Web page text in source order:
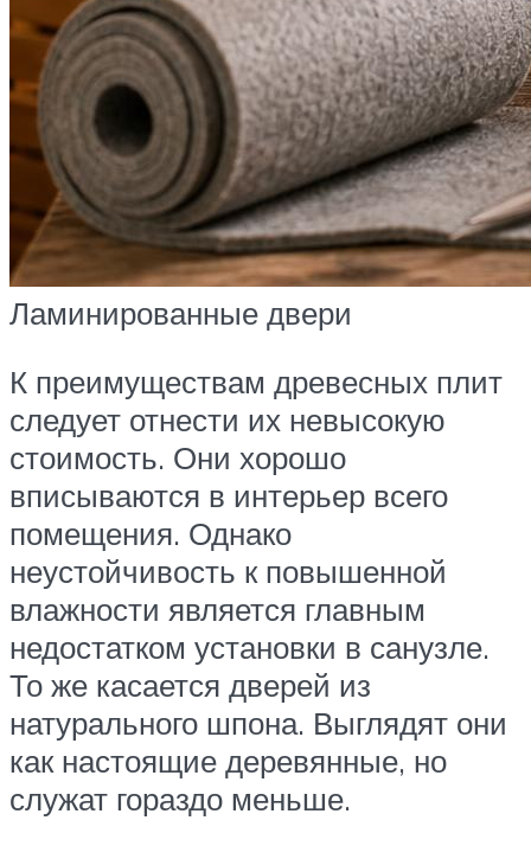
Ламинированные двери
К преимуществам древесных плит
следует отнести их невысокую
стоимость. Они хорошо
вписываются в интерьер всего
помещения. Однако
неустойчивость к повышенной
влажности является главным
недостатком установки в санузле.
То же касается дверей из
натурального шпона. Выглядят они
как настоящие деревянные, но
служат гораздо меньше.